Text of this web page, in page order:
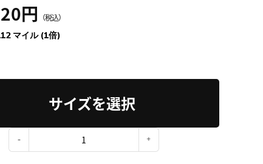
円 （税込）
マイル (1倍)
サイズを選択